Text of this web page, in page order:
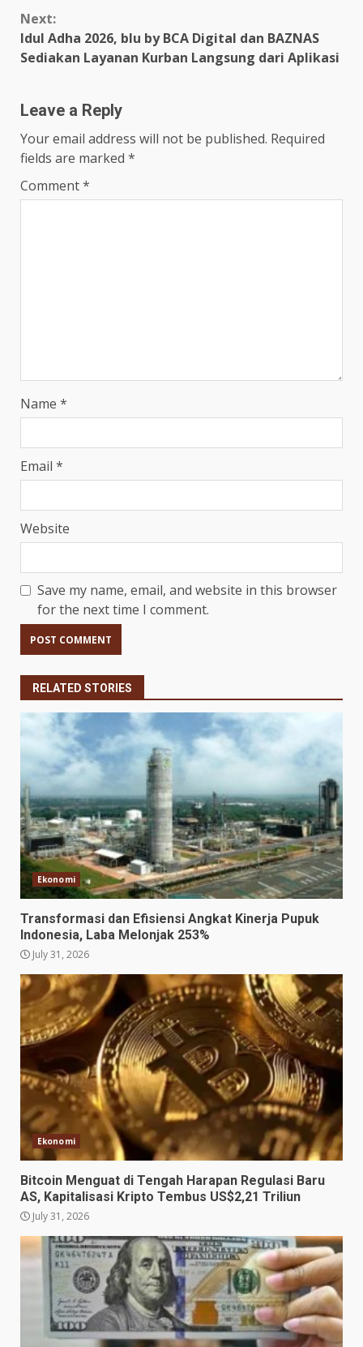
Next:
Idul Adha 2026, blu by BCA Digital dan BAZNAS
Sediakan Layanan Kurban Langsung dari Aplikasi
Leave a Reply
Your email address will not be published. Required
fields are marked *
Comment*
Name *
Email *
Website
Save my name, email, and website in this browser
for the next time I comment.
RELATED STORIES
Ekonomi
Transformasi dan Efisiensi Angkat Kinerja Pupuk
Indonesia, Laba Melonjak 253%
July 31, 2026
Ekonomi
Bitcoin Menguat di Tengah Harapan Regulasi Baru
AS, Kapitalisasi Kripto Tembus US$2,21 Triliun
July 31, 2026